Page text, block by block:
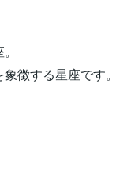
徴する星座です。